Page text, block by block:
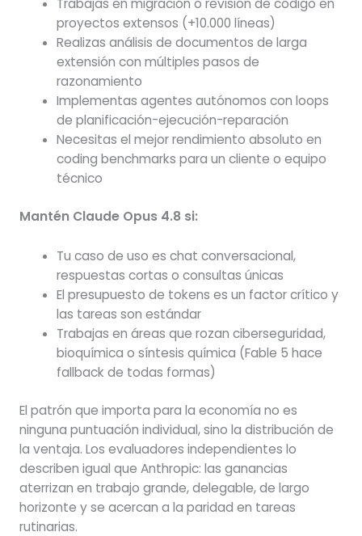
proyectos extensos (+10.000 líneas)
Realizas análisis de documentos de larga
extensión con múltiples pasos de
razonamiento
Implementas agentes autónomos con loops
de planificación-ejecución-reparación
Necesitas el mejor rendimiento absoluto en
coding benchmarks para un cliente o equipo
técnico
Mantén Claude Opus 4.8 si:
Tu caso de uso es chat conversacional,
respuestas cortas o consultas únicas
El presupuesto de tokens es un factor crítico y
las tareas son estándar
Trabajas en áreas que rozan ciberseguridad,
bioquímica o síntesis química (Fable 5 hace
fallback de todas formas)
El patrón que importa para la economía no es
ninguna puntuación individual, sino la distribución de
la ventaja. Los evaluadores independientes lo
describen igual que Anthropic: las ganancias
aterrizan en trabajo grande, delegable, de largo
horizonte y se acercan a la paridad en tareas
rutinarias.